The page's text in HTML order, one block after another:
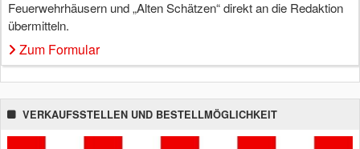
Feuerwehrhäusern und „Alten Schätzen“ direkt an die Redaktion
übermitteln.
Zum Formular
VERKAUFSSTELLEN UND BESTELLMÖGLICHKEIT